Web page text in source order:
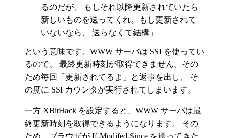
るのだが、 もしそれ以降更新されていたら
新しいものを送ってくれ。もし更新されて
いないなら、 送らなくて結構」
という意味です。WWW サーバは SSI を使ってい
るので、 最終更新時刻が取得できません。その
ため毎回「更新されてるよ」と返事を出し、 そ
の度に SSI カウンタが実行されてしまいます。
一方 XBitHack を設定すると、WWW サーバは最
終更新時刻を取得できるようになります。 その